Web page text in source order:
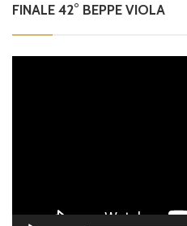
FINALE 42° BEPPE VIOLA